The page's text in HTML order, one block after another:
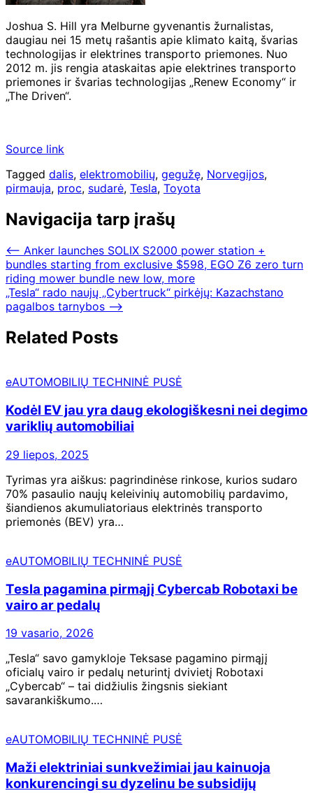
Joshua S. Hill yra Melburne gyvenantis žurnalistas,
daugiau nei 15 metų rašantis apie klimato kaitą, švarias
technologijas ir elektrines transporto priemones. Nuo
2012 m. jis rengia ataskaitas apie elektrines transporto
priemones ir švarias technologijas „Renew Economy“ ir
„The Driven“.
Source link
Tagged dalis, elektromobilių, gegužę, Norvegijos,
pirmauja, proc, sudarė, Tesla, Toyota
Navigacija tarp įrašų
⟵ Anker launches SOLIX S2000 power station +
bundles starting from exclusive $598, EGO Z6 zero turn
riding mower bundle new low, more
„Tesla“ rado naujų „Cybertruck“ pirkėjų: Kazachstano
pagalbos tarnybos ⟶
Related Posts
eAUTOMOBILIŲ TECHNINĖ PUSĖ
Kodėl EV jau yra daug ekologiškesni nei degimo
variklių automobiliai
29 liepos, 2025
Tyrimas yra aiškus: pagrindinėse rinkose, kurios sudaro
70% pasaulio naujų keleivinių automobilių pardavimo,
šiandienos akumuliatoriaus elektrinės transporto
priemonės (BEV) yra…
eAUTOMOBILIŲ TECHNINĖ PUSĖ
Tesla pagamina pirmąjį Cybercab Robotaxi be
vairo ar pedalų
19 vasario, 2026
„Tesla“ savo gamykloje Teksase pagamino pirmąjį
oficialų vairo ir pedalų neturintį dvivietį Robotaxi
„Cybercab“ – tai didžiulis žingsnis siekiant
savarankiškumo.…
eAUTOMOBILIŲ TECHNINĖ PUSĖ
Maži elektriniai sunkvežimiai jau kainuoja
konkurencingi su dyzelinu be subsidijų